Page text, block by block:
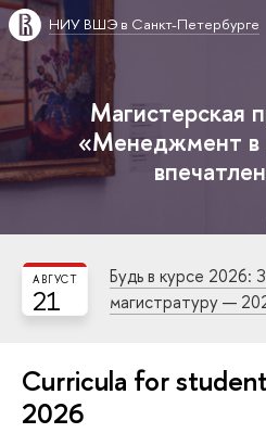
НИУ ВШЭ в Санкт-Петербурге
Магистерская
«Менеджмент в
21
АВГУСТ
Будь в курсе 2026:
магистратуру —
Curricula for
2026